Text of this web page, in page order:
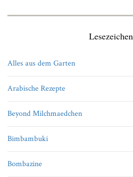
Lesezeichen
Alles aus dem Garten
Arabische Rezepte
Beyond Milchmaedchen
Bimbambuki
Bombazine